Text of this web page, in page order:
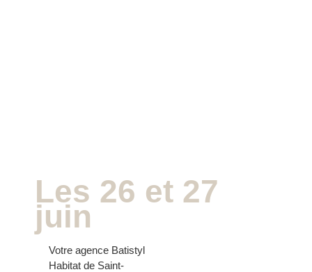
Les 26 et 27
juin
Votre agence Batistyl
Habitat de Saint-